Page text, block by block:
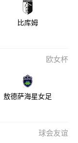
比库姆
欧女杯
敖德萨海星女足
球会友谊